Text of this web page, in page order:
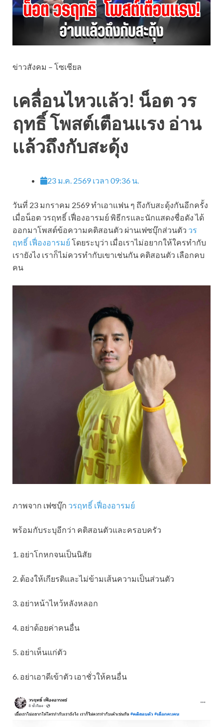
ข่าวสังคม – โซเชียล
เคลื่อนไหวเเล้ว! น็อต วร
ฤทธิ์ โพสต์เตือนเเรง อ่าน
เเล้วถึงกับสะดุ้ง
23 ม.ค. 2569 เวลา 09:36 น.
วันที่ 23 มกราคม 2569 ทำเอาเเฟน ๆ ถึงกับสะดุ้งกันอีกครั้ง
เมื่อน็อต วรฤทธิ์ เฟื่องอารมย์ พิธีกรและนักแสดงชื่อดัง ได้
ออกมาโพสต์ข้อความคติสอนตัว ผ่านเฟซบุ๊กส่วนตัว วร
ฤทธิ์ เฟื่องอารมย์ โดยระบุว่า เมื่อเราไม่อยากให้ใครทำกับ
เรายังไง เราก็ไม่ควรทำกับเขาเช่นกัน คติสอนตัว เลือกคบ
คน
ภาพจาก เฟซบุ๊ก วรฤทธิ์ เฟื่องอารมย์
พร้อมกับระบุอีกว่า คติสอนตัวและครอบครัว
1. อย่าโกหกจนเป็นนิสัย
2. ต้องให้เกียรติและไม่ข้ามเส้นความเป็นส่วนตัว
3. อย่าหน้าไหว้หลังหลอก
4. อย่าด้อยค่าคนอื่น
5. อย่าเห็นแก่ตัว
6. อย่าเอาดีเข้าตัว เอาชั่วให้คนอื่น